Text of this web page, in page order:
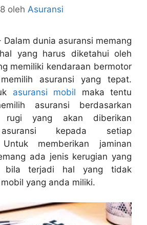
oleh Asuransi
Dalam dunia asuransi memang
yang harus diketahui oleh
memiliki kendaraan bermotor
asuransi yang tepat.
asuransi mobil maka tentu
asuransi berdasarkan
rugi yang akan diberikan
kepada setiap
Untuk memberikan jaminan
ada jenis kerugian yang
terjadi hal yang tidak
yang anda miliki.